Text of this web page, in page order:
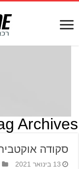
סקודה
13 בינואר 2021